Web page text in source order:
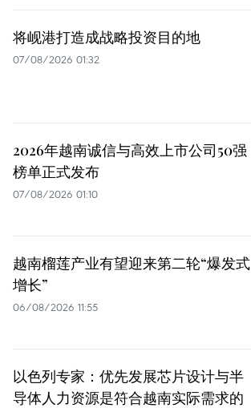
将岘港打造成战略投资目的地
07/08/2026 01:32
2026年越南诚信与高效上市公司50强
榜单正式发布
07/08/2026 01:10
越南榴莲产业有望迎来第二轮“爆发式
增长”
06/08/2026 11:55
以色列专家：优先发展芯片设计与半
导体人力资源是符合越南实际需求的